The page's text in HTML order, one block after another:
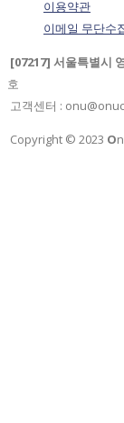
이용약관
이메일 무단수
[07217] 서울특별시
호
고객센터 :
Copyright © 2023 O